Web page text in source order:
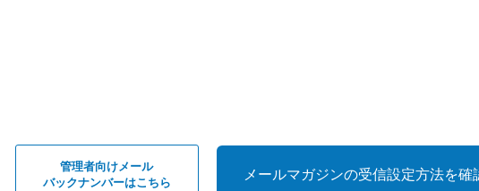
管理者向けメール
バックナンバーはこちら
メールマガジンの受信設定方法を確